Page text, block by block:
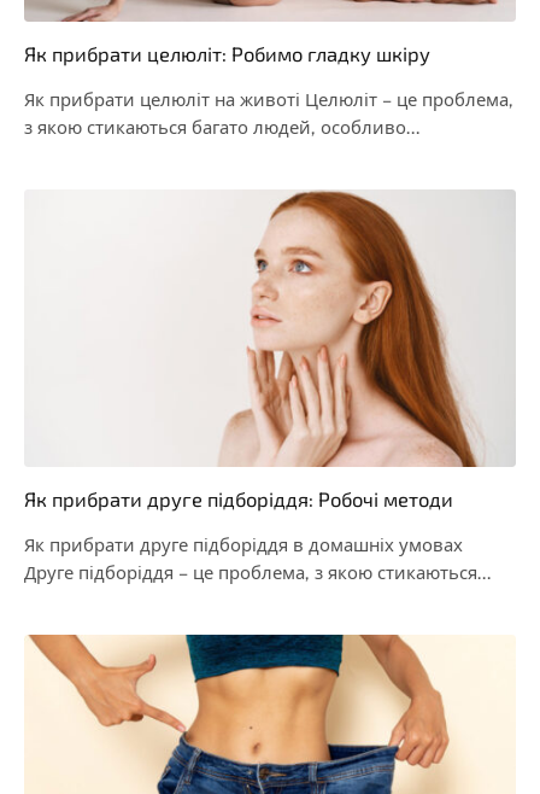
Як прибрати целюліт: Робимо гладку шкіру
Як прибрати целюліт на животі Целюліт – це проблема,
з якою стикаються багато людей, особливо…
Як прибрати друге підборіддя: Робочі методи
Як прибрати друге підборіддя в домашніх умовах
Друге підборіддя – це проблема, з якою стикаються…